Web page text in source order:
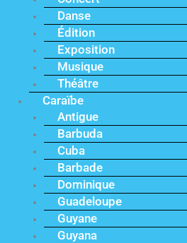
Danse
Édition
Exposition
Musique
Théâtre
Caraïbe
Antigue
Barbuda
Cuba
Barbade
Dominique
Guadeloupe
Guyane
Guyana